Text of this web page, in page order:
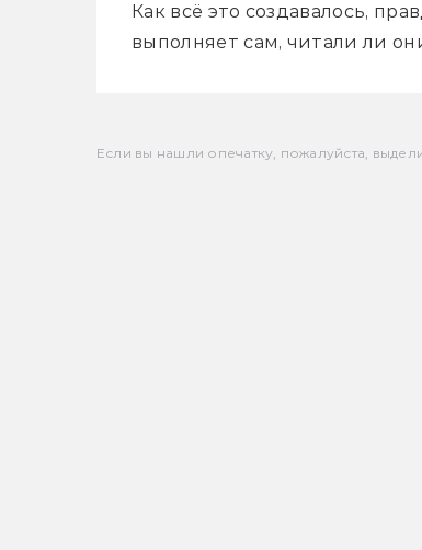
Как всё это создавалось,
выполняет сам, читали ли
Если вы нашли опечатку, пожалуйста,